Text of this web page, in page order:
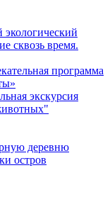
сквозь время.
программа
экскурсия
деревню
остров